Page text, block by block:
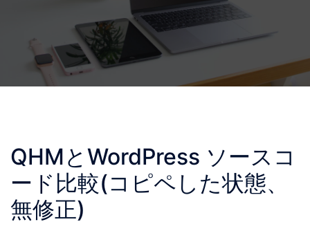
QHMとWordPress ソースコ
ード比較(コピペした状態、
無修正)